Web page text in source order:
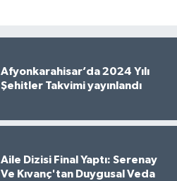
Afyonkarahisar’da 2024 Yılı
Şehitler Takvimi yayınlandı
Aile Dizisi Final Yaptı: Serenay
Ve Kıvanç'tan Duygusal Veda